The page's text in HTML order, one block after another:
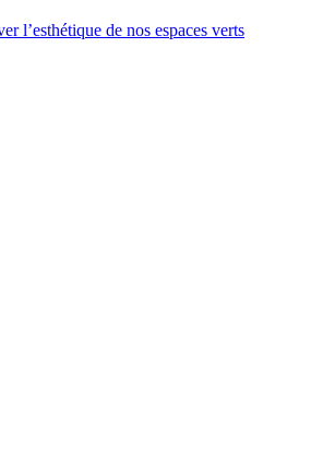
l’esthétique de nos espaces verts